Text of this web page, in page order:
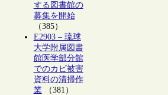
する図書館の
募集を開始
（385）
E2903 – 琉球
大学附属図書
館医学部分館
でのカビ被害
資料の清掃作
業（381）